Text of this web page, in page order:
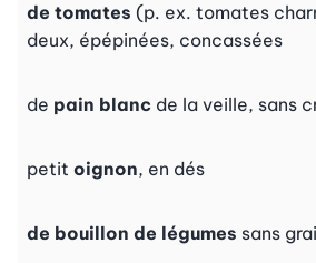
de tomates (p. ex. tomates
deux, épépinées, concassées
de pain blanc de la veille, sans
petit oignon, en dés
de bouillon de légumes sans